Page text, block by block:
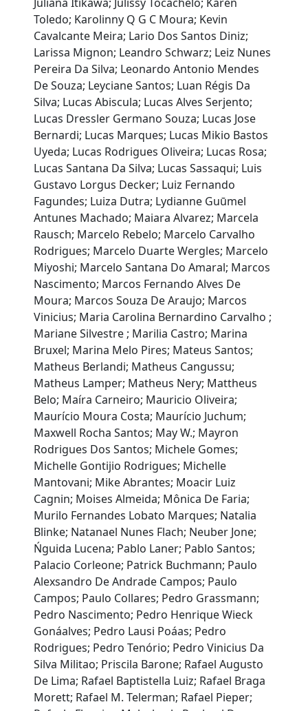
Toledo; Karolinny Q G C Moura; Kevin
Cavalcante Meira; Lario Dos Santos Diniz;
Larissa Mignon; Leandro Schwarz; Leiz Nunes
Pereira Da Silva; Leonardo Antonio Mendes
De Souza; Leyciane Santos; Luan Régis Da
Silva; Lucas Abiscula; Lucas Alves Serjento;
Lucas Dressler Germano Souza; Lucas Jose
Bernardi; Lucas Marques; Lucas Mikio Bastos
Uyeda; Lucas Rodrigues Oliveira; Lucas Rosa;
Lucas Santana Da Silva; Lucas Sassaqui; Luis
Gustavo Lorgus Decker; Luiz Fernando
Fagundes; Luiza Dutra; Lydianne Guūmel
Antunes Machado; Maiara Alvarez; Marcela
Rausch; Marcelo Rebelo; Marcelo Carvalho
Rodrigues; Marcelo Duarte Wergles; Marcelo
Miyoshi; Marcelo Santana Do Amaral; Marcos
Nascimento; Marcos Fernando Alves De
Moura; Marcos Souza De Araujo; Marcos
Vinicius; Maria Carolina Bernardino Carvalho ;
Mariane Silvestre ; Marilia Castro; Marina
Bruxel; Marina Melo Pires; Mateus Santos;
Matheus Berlandi; Matheus Cangussu;
Matheus Lamper; Matheus Nery; Mattheus
Belo; Maíra Carneiro; Mauricio Oliveira;
Maurício Moura Costa; Maurício Juchum;
Maxwell Rocha Santos; May W.; Mayron
Rodrigues Dos Santos; Michele Gomes;
Michelle Gontijio Rodrigues; Michelle
Mantovani; Mike Abrantes; Moacir Luiz
Cagnin; Moises Almeida; Mônica De Faria;
Murilo Fernandes Lobato Marques; Natalia
Blinke; Natanael Nunes Flach; Neuber Jone;
Ńguida Lucena; Pablo Laner; Pablo Santos;
Palacio Corleone; Patrick Buchmann; Paulo
Alexsandro De Andrade Campos; Paulo
Campos; Paulo Collares; Pedro Grassmann;
Pedro Nascimento; Pedro Henrique Wieck
Gonáalves; Pedro Lausi Poáas; Pedro
Rodrigues; Pedro Tenório; Pedro Vinicius Da
Silva Militao; Priscila Barone; Rafael Augusto
De Lima; Rafael Baptistella Luiz; Rafael Braga
Morett; Rafael M. Telerman; Rafael Pieper;